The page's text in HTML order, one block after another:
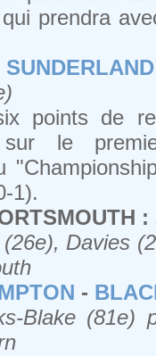
prendra
SUNDERLAND
points de
sur le
1).
:
Davies
-
Blake (81e)